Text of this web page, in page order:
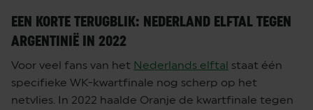
EEN KORTE TERUGBLIK: NEDERLAND ELFTAL TEGEN
ARGENTINIË IN 2022
Voor veel fans van het Nederlands elftal staat één
specifieke WK-kwartfinale nog scherp op het
netvlies. In 2022 haalde Oranje de kwartfinale tegen